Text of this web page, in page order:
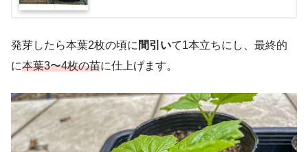
発芽したら本葉2枚の頃に間引いて1本立ちにし、最終的
に本葉3〜4枚の苗に仕上げます。